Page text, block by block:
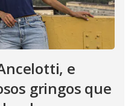
e
gringos que